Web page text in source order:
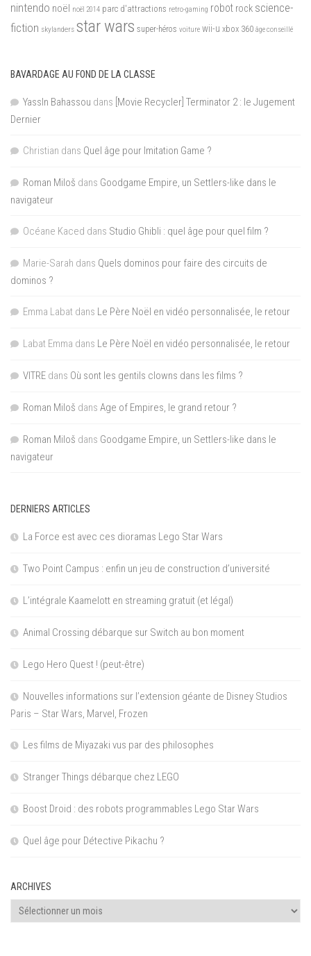
nintendo noël noël 2014 parc d'attractions retro-gaming robot rock science-
fiction skylanders star wars super-héros voiture wii-u xbox 360 âge conseillé
BAVARDAGE AU FOND DE LA CLASSE
YassIn Bahassou dans [Movie Recycler] Terminator 2 : le Jugement
Dernier
Christian dans Quel âge pour Imitation Game ?
Roman Miloš dans Goodgame Empire, un Settlers-like dans le
navigateur
Océane Kaced dans Studio Ghibli : quel âge pour quel film ?
Marie-Sarah dans Quels dominos pour faire des circuits de
dominos ?
Emma Labat dans Le Père Noël en vidéo personnalisée, le retour
Labat Emma dans Le Père Noël en vidéo personnalisée, le retour
VITRE dans Où sont les gentils clowns dans les films ?
Roman Miloš dans Age of Empires, le grand retour ?
Roman Miloš dans Goodgame Empire, un Settlers-like dans le
navigateur
DERNIERS ARTICLES
La Force est avec ces dioramas Lego Star Wars
Two Point Campus : enfin un jeu de construction d’université
L’intégrale Kaamelott en streaming gratuit (et légal)
Animal Crossing débarque sur Switch au bon moment
Lego Hero Quest ! (peut-être)
Nouvelles informations sur l’extension géante de Disney Studios
Paris – Star Wars, Marvel, Frozen
Les films de Miyazaki vus par des philosophes
Stranger Things débarque chez LEGO
Boost Droid : des robots programmables Lego Star Wars
Quel âge pour Détective Pikachu ?
ARCHIVES
Archives